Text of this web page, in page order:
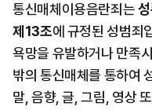
통신매체이용음란죄는
제13조에 규정된 성범죄
욕망을 유발하거나 만족
밖의 통신매체를 통하여
말, 음향, 글, 그림, 영상